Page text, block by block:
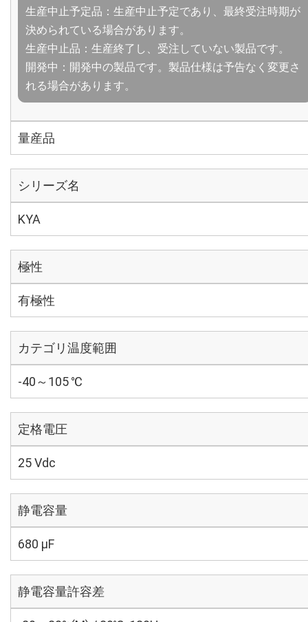
生産中止予定品：生産中止予定であり、最終受注時期が
決められている場合があります。
生産中止品：生産終了し、受注していない製品です。
開発中：開発中の製品です。製品仕様は予告なく変更さ
れる場合があります。
量産品
シリーズ名
KYA
極性
有極性
カテゴリ温度範囲
-40～105 ℃
定格電圧
25 Vdc
静電容量
680 µF
静電容量許容差